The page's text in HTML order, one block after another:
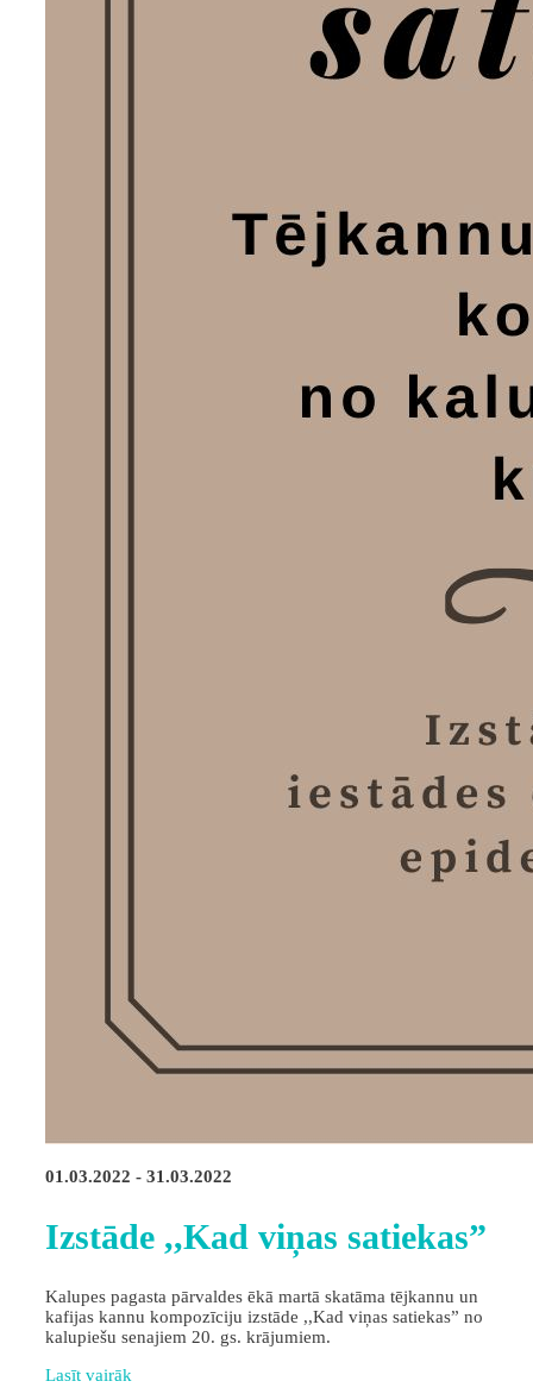
01.03.2022 - 31.03.2022
Izstāde ,,Kad viņas satiekas”
Kalupes pagasta pārvaldes ēkā martā skatāma tējkannu un
kafijas kannu kompozīciju izstāde ,,Kad viņas satiekas” no
kalupiešu senajiem 20. gs. krājumiem.
Lasīt vairāk